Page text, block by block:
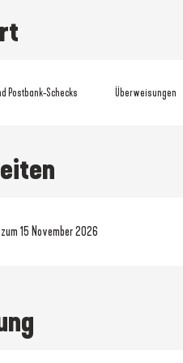
Postbank-Schecks Überweisungen
15 November 2026